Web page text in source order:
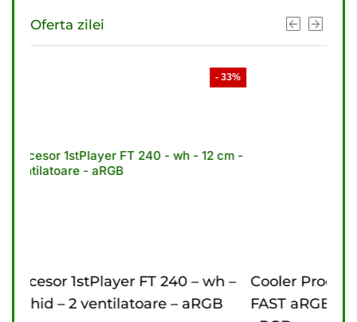
Oferta zilei
– wh –
Cooler Procesor 1stPlayer FT 360 – bk
FAST aRGB – 12 cm – 3 ventilatoare –